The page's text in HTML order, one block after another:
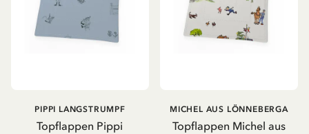
Topflappen Pippi
PIPPI LANGSTRUMPF
Topflappen Michel aus
MICHEL AUS LÖNNEBERGA